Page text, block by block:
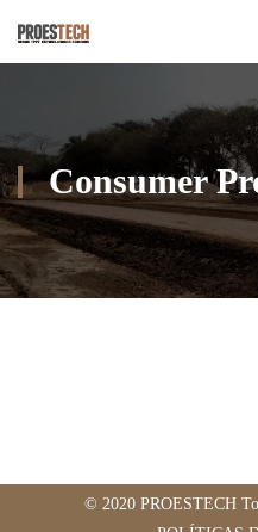
Consumer
© 2020 PROESTECH